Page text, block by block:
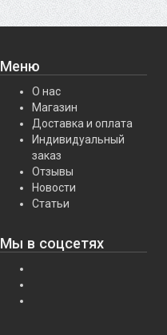
Меню
О нас
Магазин
Доставка и оплата
Индивидуальный
заказ
Отзывы
Новости
Статьи
Мы в соцсетях